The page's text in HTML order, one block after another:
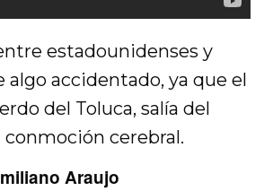
estadounidenses y
algo accidentado, ya que el
del Toluca, salía del
conmoción cerebral.
Araujo